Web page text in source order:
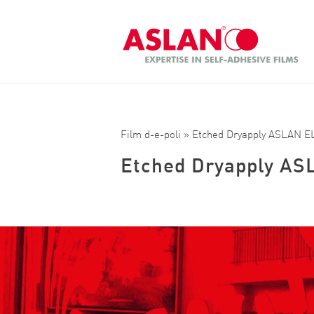
Recherche
Film d-e-poli » Etched Dryapply ASLAN
Etched Dryapply